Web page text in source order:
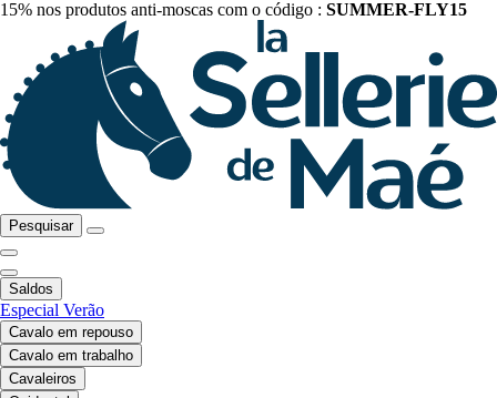
15% nos produtos anti-moscas com o código : SUMMER-FLY15
Pesquisar
Saldos
Especial Verão
Cavalo em repouso
Cavalo em trabalho
Cavaleiros